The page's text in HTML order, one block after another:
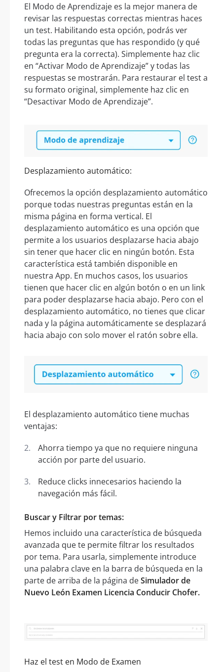
El Modo de Aprendizaje es la mejor manera de
revisar las respuestas correctas mientras haces
un test. Habilitando esta opción, podrás ver
todas las preguntas que has respondido (y qué
pregunta era la correcta). Simplemente haz clic
en “Activar Modo de Aprendizaje” y todas las
respuestas se mostrarán. Para restaurar el test a
su formato original, simplemente haz clic en
“Desactivar Modo de Aprendizaje”.
Desplazamiento automático:
Ofrecemos la opción desplazamiento automático
porque todas nuestras preguntas están en la
misma página en forma vertical. El
desplazamiento automático es una opción que
permite a los usuarios desplazarse hacia abajo
sin tener que hacer clic en ningún botón. Esta
característica está también disponible en
nuestra App. En muchos casos, los usuarios
tienen que hacer clic en algún botón o en un link
para poder desplazarse hacia abajo. Pero con el
desplazamiento automático, no tienes que clicar
nada y la página automáticamente se desplazará
hacia abajo con solo mover el ratón sobre ella.
El desplazamiento automático tiene muchas
ventajas:
Ahorra tiempo ya que no requiere ninguna
acción por parte del usuario.
Reduce clicks innecesarios haciendo la
navegación más fácil.
Buscar y Filtrar por temas:
Hemos incluido una característica de búsqueda
avanzada que te permite filtrar los resultados
por tema. Para usarla, simplemente introduce
una palabra clave en la barra de búsqueda en la
parte de arriba de la página deSimulador de
Nuevo León Examen Licencia Conducir Chofer.
Haz el test en Modo de Examen